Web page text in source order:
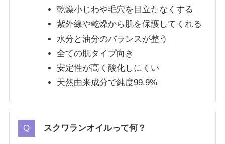
乾燥小じわや毛穴を目立たなくする
紫外線や乾燥から肌を保護してくれる
水分と油分のバランスが整う
全ての肌タイプ向き
安定性が高く酸化しにくい
天然由来成分で純度99.9%
スクワランオイルって何？